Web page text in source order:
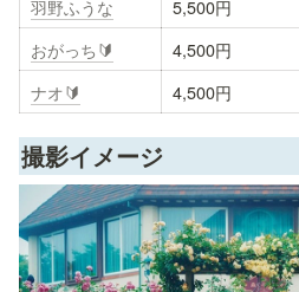
羽野ふうな
5,500円
おがっち🔰
4,500円
ナオ🔰
4,500円
撮影イメージ